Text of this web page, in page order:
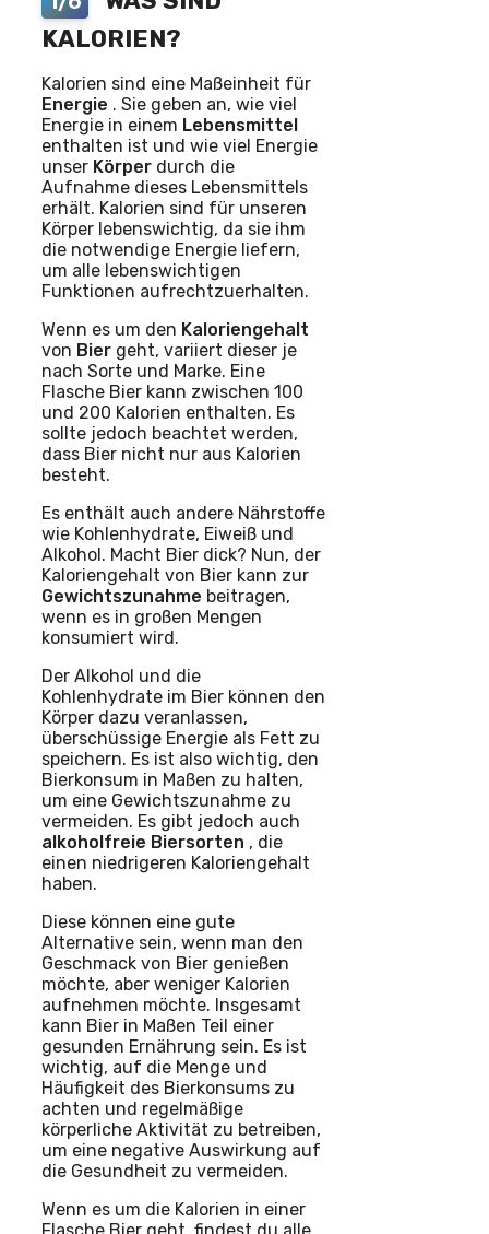
KALORIEN?
Kalorien sind eine Maßeinheit für
Energie . Sie geben an, wie viel
Energie in einem Lebensmittel
enthalten ist und wie viel Energie
unser Körper durch die
Aufnahme dieses Lebensmittels
erhält. Kalorien sind für unseren
Körper lebenswichtig, da sie ihm
die notwendige Energie liefern,
um alle lebenswichtigen
Funktionen aufrechtzuerhalten.
Wenn es um den Kaloriengehalt
von Bier geht, variiert dieser je
nach Sorte und Marke. Eine
Flasche Bier kann zwischen 100
und 200 Kalorien enthalten. Es
sollte jedoch beachtet werden,
dass Bier nicht nur aus Kalorien
besteht.
Es enthält auch andere Nährstoffe
wie Kohlenhydrate, Eiweiß und
Alkohol. Macht Bier dick? Nun, der
Kaloriengehalt von Bier kann zur
Gewichtszunahme beitragen,
wenn es in großen Mengen
konsumiert wird.
Der Alkohol und die
Kohlenhydrate im Bier können den
Körper dazu veranlassen,
überschüssige Energie als Fett zu
speichern. Es ist also wichtig, den
Bierkonsum in Maßen zu halten,
um eine Gewichtszunahme zu
vermeiden. Es gibt jedoch auch
alkoholfreie Biersorten , die
einen niedrigeren Kaloriengehalt
haben.
Diese können eine gute
Alternative sein, wenn man den
Geschmack von Bier genießen
möchte, aber weniger Kalorien
aufnehmen möchte. Insgesamt
kann Bier in Maßen Teil einer
gesunden Ernährung sein. Es ist
wichtig, auf die Menge und
Häufigkeit des Bierkonsums zu
achten und regelmäßige
körperliche Aktivität zu betreiben,
um eine negative Auswirkung auf
die Gesundheit zu vermeiden.
Wenn es um die Kalorien in einer